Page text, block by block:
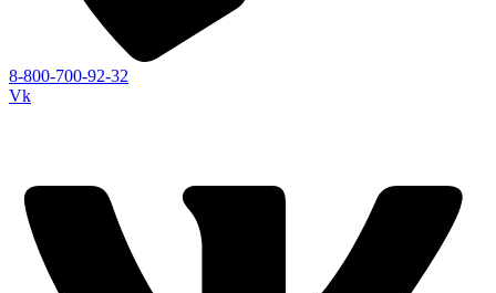
8-800-700-92-32
Vk